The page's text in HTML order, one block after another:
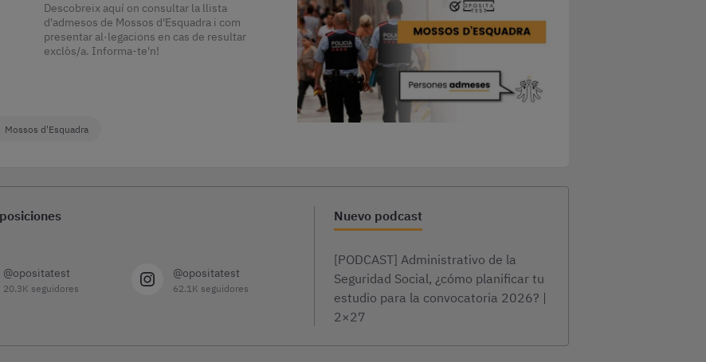
Descobreix aquí on consultar la llista
d'admesos de Mossos d'Esquadra i com
presentar al·legacions en cas de resultar
exclòs/a. Informa-te'n!
Mossos d'Esquadra
@opositatest
20.3K seguidores
@opositatest
62.1K seguidores
Nuevo podcast
[PODCAST] Administrativo de la
Seguridad Social, ¿cómo planificar tu
estudio para la convocatoria 2026? |
2×27